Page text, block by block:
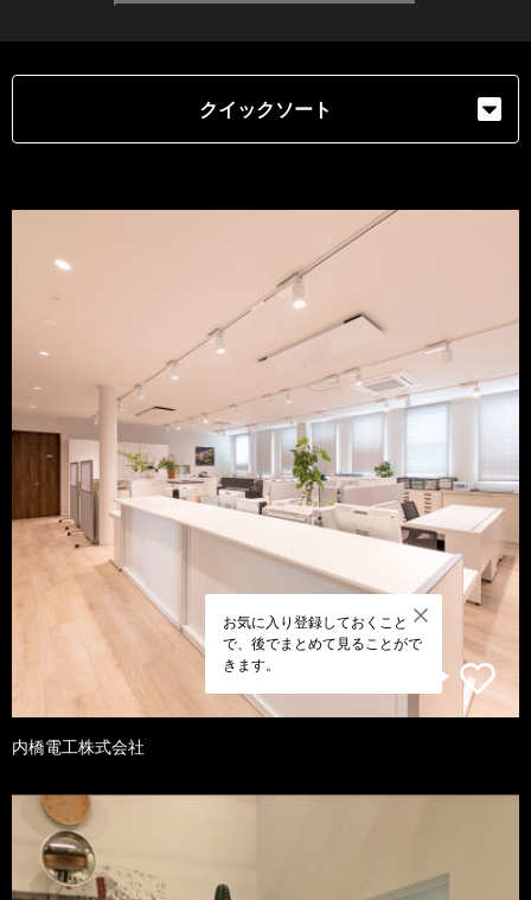
クイックソート
お気に入り登録しておくこと
で、後でまとめて見ることがで
きます。
内橋電工株式会社